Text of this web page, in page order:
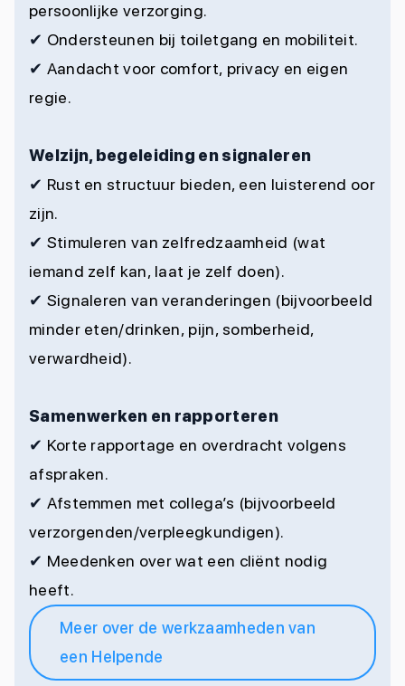
persoonlijke verzorging.
✔ Ondersteunen bij toiletgang en mobiliteit.
✔ Aandacht voor comfort, privacy en eigen
regie.
Welzijn, begeleiding en signaleren
✔ Rust en structuur bieden, een luisterend oor
zijn.
✔ Stimuleren van zelfredzaamheid (wat
iemand zelf kan, laat je zelf doen).
✔ Signaleren van veranderingen (bijvoorbeeld
minder eten/drinken, pijn, somberheid,
verwardheid).
Samenwerken en rapporteren
✔ Korte rapportage en overdracht volgens
afspraken.
✔ Afstemmen met collega’s (bijvoorbeeld
verzorgenden/verpleegkundigen).
✔ Meedenken over wat een cliënt nodig
heeft.
Meer over de werkzaamheden van
een Helpende